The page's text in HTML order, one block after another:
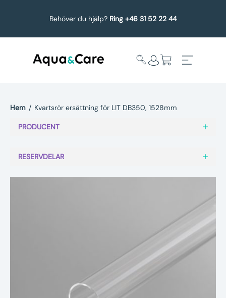
Behöver du hjälp? Ring +46 31 52 22 44
undermeny
Service
Underhållstips
Kontakt
Hem / Kvartsrör ersättning för LIT DB350, 1528mm
PRODUCENT
RESERVDELAR